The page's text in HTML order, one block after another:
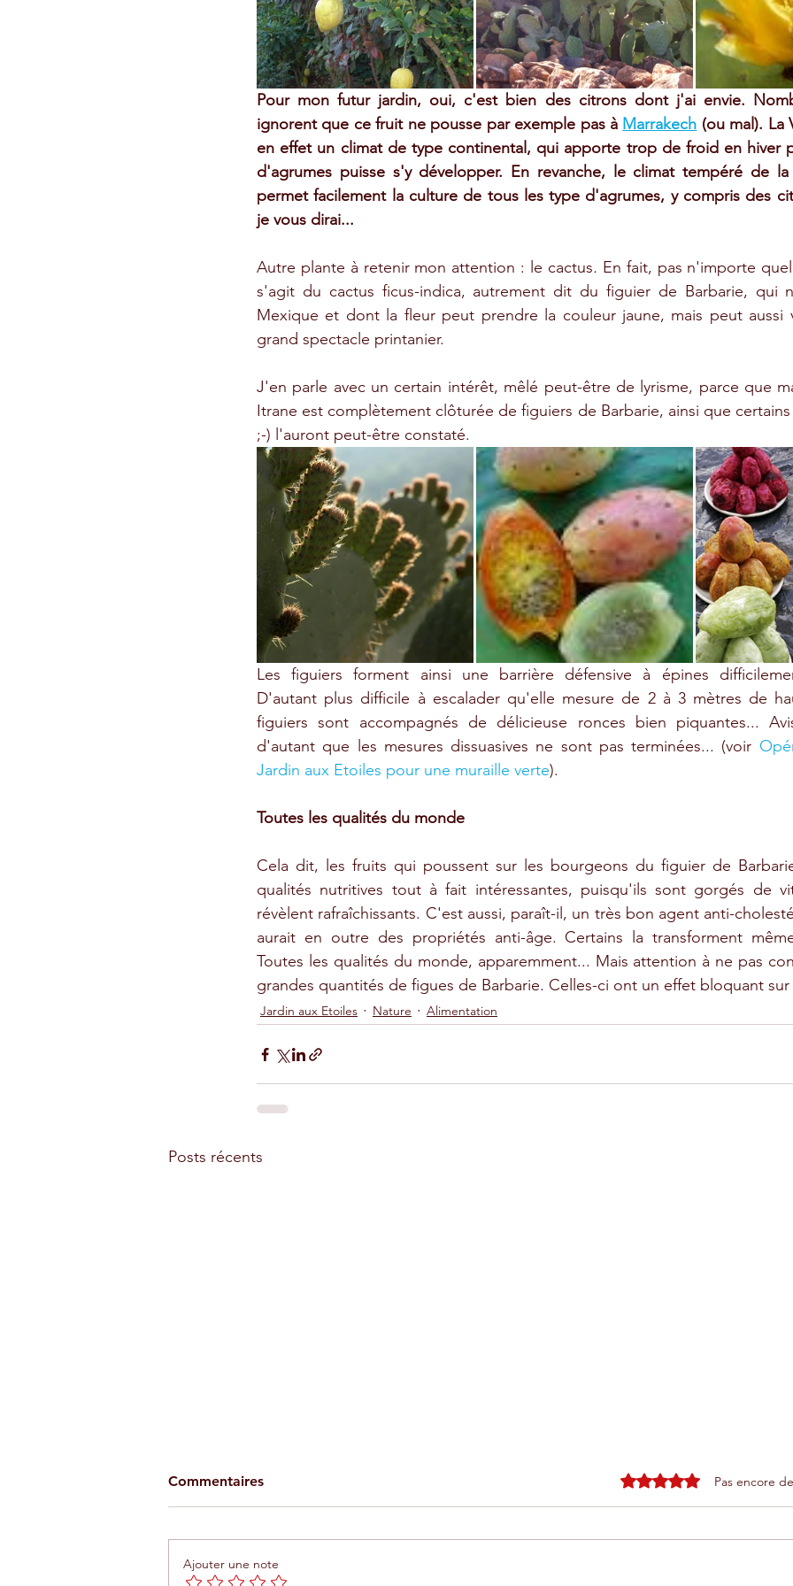
Pour mon futur jardin, oui, c'est bien des citrons dont j'ai envie.
ignorent que ce fruit ne pousse par exemple pas à Marrakech (ou mal). La
en effet un climat de type continental, qui apporte trop de froid en hiver
d'agrumes puisse s'y développer. En revanche, le climat tempéré de
permet facilement la culture de tous les type d'agrumes, y compris des
je vous dirai...
Autre plante à retenir mon attention : le cactus. En fait, pas n'importe
s'agit du cactus ficus-indica, autrement dit du figuier de Barbarie, qui
Mexique et dont la fleur peut prendre la couleur jaune, mais peut aussi
grand spectacle printanier.
J'en parle avec un certain intérêt, mêlé peut-être de lyrisme, parce que
Itrane est complètement clôturée de figuiers de Barbarie, ainsi que
;-) l'auront peut-être constaté.
Les figuiers forment ainsi une barrière défensive à épines
D'autant plus difficile à escalader qu'elle mesure de 2 à 3 mètres de
figuiers sont accompagnés de délicieuse ronces bien piquantes...
d'autant que les mesures dissuasives ne sont pas terminées... (voir
Jardin aux Etoiles pour une muraille verte).
Toutes les qualités du monde
Cela dit, les fruits qui poussent sur les bourgeons du figuier de
qualités nutritives tout à fait intéressantes, puisqu'ils sont gorgés de
révèlent rafraîchissants. C'est aussi, paraît-il, un très bon agent anti-
aurait en outre des propriétés anti-âge. Certains la transforment
Toutes les qualités du monde, apparemment... Mais attention à ne pas
grandes quantités de figues de Barbarie. Celles-ci ont un effet bloquant
Jardin aux Etoiles Nature Alimentation
Posts récents
Commentaires Noté 0 étoile sur 5.
Pas encore
Ajouter une note